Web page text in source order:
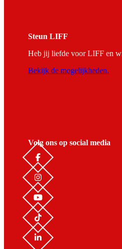
Steun LIFF
Heb jij liefde voor LIFF en
Bekijk de mogelijkheden.
Volg ons op social media